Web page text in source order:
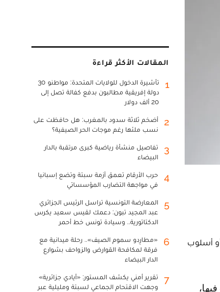
أسلوب
المقالات الأكثر قراءة
1
تأشيرة الدخول للولايات المتحدة: مواطنو 30
دولة إفريقية مطالبون بدفع كفالة تصل إلى
20 ألف دولار
2
أضخم ثلاثة سدود بالمغرب: هل حافظت على
نسب ملئها رغم موجات الحر الصيفية؟
3
تفاصيل منشأة رياضية كبرى مرتقبة بالدار
البيضاء
4
حرب الأرقام تعمق أزمة سبتة وتضع إسبانيا
في مواجهة التضارب المؤسساتي
5
المعارضة التونسية تراسل الرئيس الجزائري
عبد المجيد تبون: دعمك لقيس سعيد يكرس
الدكتاتورية.. وسيادة تونس خط أحمر
6
«مطارِدو سموم الصيف».. رحلة ميدانية مع
فرقة لمكافحة القوارض والزواحف بشوارع
الدار البيضاء
7
تقرير أمني يكشف المستور: «أيادي جزائرية»
وجهت الاقتحام الجماعي لسبتة ومليلية عبر